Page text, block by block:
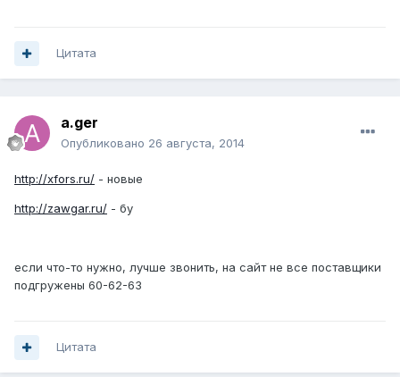
Цитата
a.ger
Опубликовано 26 августа, 2014
http://xfors.ru/ - новые
http://zawgar.ru/ - бу
если что-то нужно, лучше звонить, на сайт не все поставщики
подгружены 60-62-63
Цитата